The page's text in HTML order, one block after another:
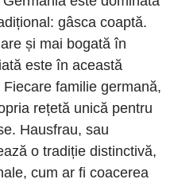
gâsca coaptă.
și mai bogată în
este în această
familie germană,
rețetă unică pentru
Hausfrau, sau
o tradiție distinctivă,
cum ar fi coacerea